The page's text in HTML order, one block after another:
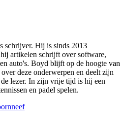
schrijver. Hij is sinds 2013
artikelen schrijft over software,
auto's. Boyd blijft op de hoogte van
deze onderwerpen en deelt zijn
lezer. In zijn vrije tijd is hij een
en padel spelen.